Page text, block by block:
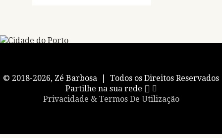
© 2018-2026, Zé Barbosa | Todos os Direitos Reservados
Partilhe na sua rede
Privacidade & Termos De Utilização